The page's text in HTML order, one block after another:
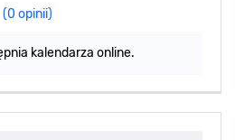
(0 opinii)
kalendarza online.